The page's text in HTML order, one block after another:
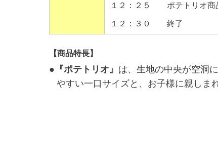
１２：２５ ポテトリオ商
１２：３０ 終了
【商品特長】
● 『ポテトリオ』 は、生地の中央が空洞
やすい一口サイズと、お子様に親しま